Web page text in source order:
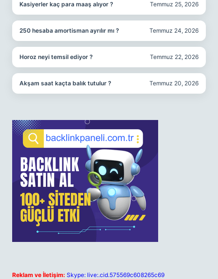
Kasiyerler kaç para maaş alıyor ? Temmuz 25, 2026
250 hesaba amortisman ayrılır mı ? Temmuz 24, 2026
Horoz neyi temsil ediyor ? Temmuz 22, 2026
Akşam saat kaçta balık tutulur ? Temmuz 20, 2026
Reklam ve İletişim: Skype: live:.cid.575569c608265c69